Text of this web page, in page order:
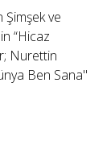
Şimşek ve
“Hicaz
Nurettin
Ben Sana"